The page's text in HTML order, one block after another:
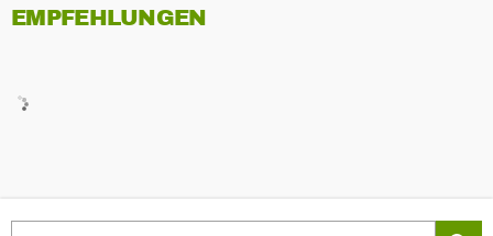
EMPFEHLUNGEN